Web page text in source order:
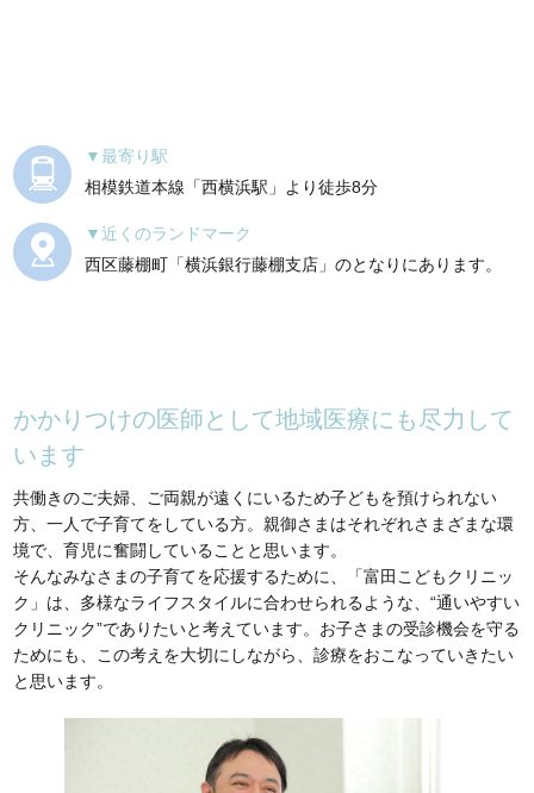
最寄り駅
相模鉄道本線「西横浜駅」より徒歩8分
近くのランドマーク
西区藤棚町「横浜銀行藤棚支店」のとなりにあります。
かかりつけの医師として地域医療にも尽力して
います
共働きのご夫婦、ご両親が遠くにいるため子どもを預けられない
方、一人で子育てをしている方。親御さまはそれぞれさまざまな環
境で、育児に奮闘していることと思います。
そんなみなさまの子育てを応援するために、「富田こどもクリニッ
ク」は、多様なライフスタイルに合わせられるような、“通いやすい
クリニック”でありたいと考えています。お子さまの受診機会を守る
ためにも、この考えを大切にしながら、診療をおこなっていきたい
と思います。